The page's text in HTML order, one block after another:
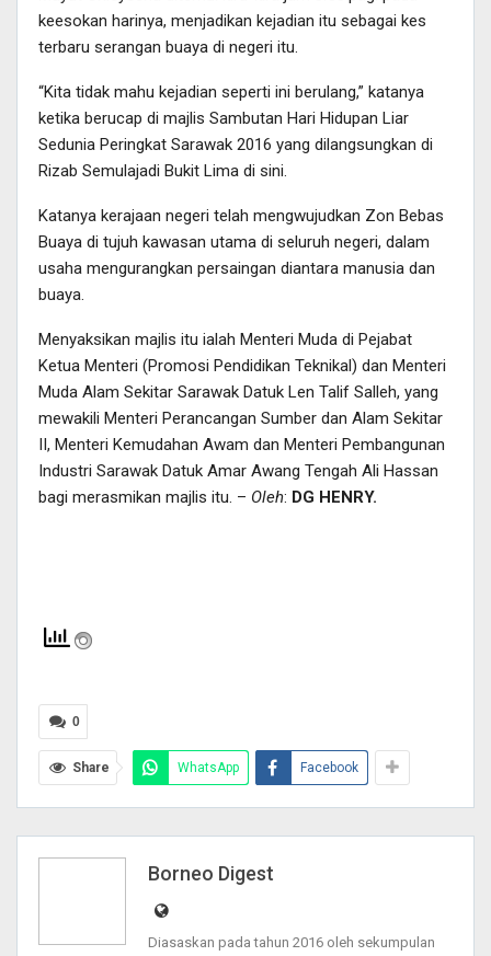
keesokan harinya, menjadikan kejadian itu sebagai kes
terbaru serangan buaya di negeri itu.
“Kita tidak mahu kejadian seperti ini berulang,” katanya
ketika berucap di majlis Sambutan Hari Hidupan Liar
Sedunia Peringkat Sarawak 2016 yang dilangsungkan di
Rizab Semulajadi Bukit Lima di sini.
Katanya kerajaan negeri telah mengwujudkan Zon Bebas
Buaya di tujuh kawasan utama di seluruh negeri, dalam
usaha mengurangkan persaingan diantara manusia dan
buaya.
Menyaksikan majlis itu ialah Menteri Muda di Pejabat
Ketua Menteri (Promosi Pendidikan Teknikal) dan Menteri
Muda Alam Sekitar Sarawak Datuk Len Talif Salleh, yang
mewakili Menteri Perancangan Sumber dan Alam Sekitar
II, Menteri Kemudahan Awam dan Menteri Pembangunan
Industri Sarawak Datuk Amar Awang Tengah Ali Hassan
bagi merasmikan majlis itu. – Oleh: DG HENRY.
0
Share WhatsApp Facebook
Borneo Digest
Diasaskan pada tahun 2016 oleh sekumpulan